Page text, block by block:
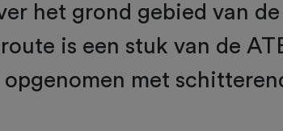
het grond gebied van
is een stuk van de
met